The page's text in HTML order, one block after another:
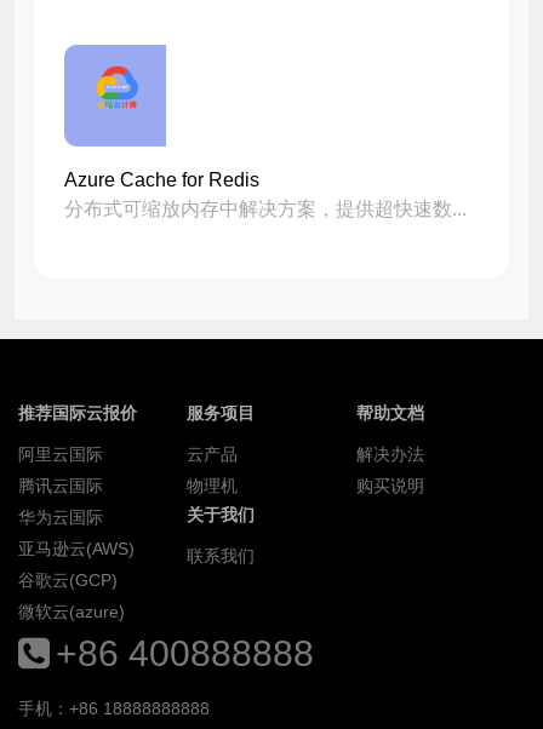
Azure Cache for Redis
分布式可缩放内存中解决方案，提供超快速数...
推荐国际云报价
阿里云国际
腾讯云国际
华为云国际
亚马逊云(AWS)
谷歌云(GCP)
微软云(azure)
服务项目
云产品
物理机
帮助文档
解决办法
购买说明
关于我们
联系我们
+86 400888888
手机：+86 18888888888